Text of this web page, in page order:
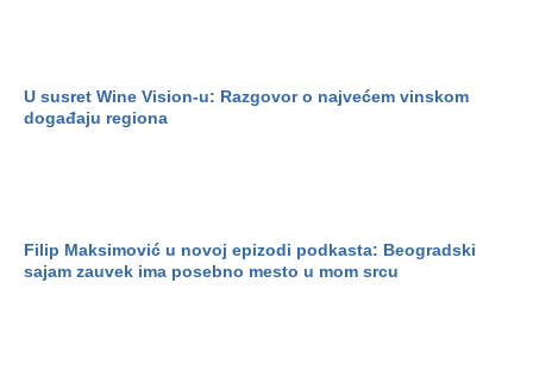
U susret Wine Vision-u: Razgovor o najvećem vinskom
događaju regiona
Filip Maksimović u novoj epizodi podkasta: Beogradski
sajam zauvek ima posebno mesto u mom srcu